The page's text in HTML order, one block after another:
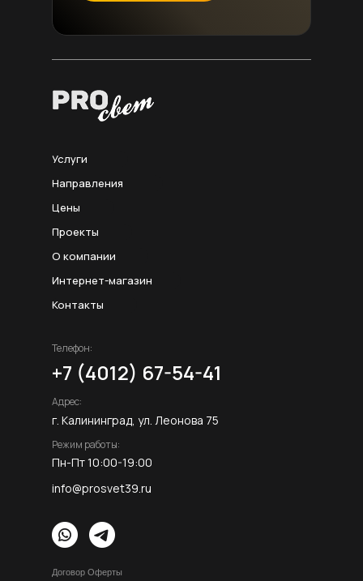
Проекты
Цены
Направления
Услуги
О компании
Интернет-магазин
Контакты
+7 (4012) 67-54-41
Пн-Пт 10:00-19:00
info@prosvet39.ru
Режим работы:
Адрес:
Телефон:
г. Калининград, ул. Леонова 75
Договор Оферты